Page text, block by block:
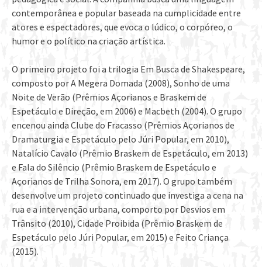
contemporânea e popular baseada na cumplicidade entre
atores e espectadores, que evoca o lúdico, o corpóreo, o
humor e o político na criação artística.
O primeiro projeto foi a trilogia Em Busca de Shakespeare,
composto por A Megera Domada (2008), Sonho de uma
Noite de Verão (Prêmios Açorianos e Braskem de
Espetáculo e Direção, em 2006) e Macbeth (2004). O grupo
encenou ainda Clube do Fracasso (Prêmios Açorianos de
Dramaturgia e Espetáculo pelo Júri Popular, em 2010),
Natalício Cavalo (Prêmio Braskem de Espetáculo, em 2013)
e Fala do Silêncio (Prêmio Braskem de Espetáculo e
Açorianos de Trilha Sonora, em 2017). O grupo também
desenvolve um projeto continuado que investiga a cena na
rua e a intervenção urbana, comporto por Desvios em
Trânsito (2010), Cidade Proibida (Prêmio Braskem de
Espetáculo pelo Júri Popular, em 2015) e Feito Criança
(2015).